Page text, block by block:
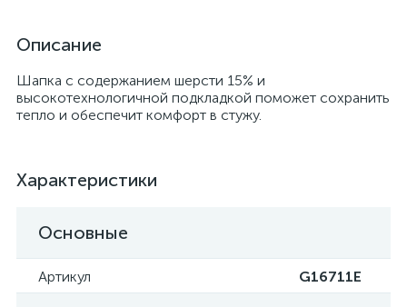
Описание
Шапка c содержанием шерсти 15% и
высокотехнологичной подкладкой поможет сохранить
тепло и обеспечит комфорт в стужу.
Характеристики
Основные
Артикул G16711E